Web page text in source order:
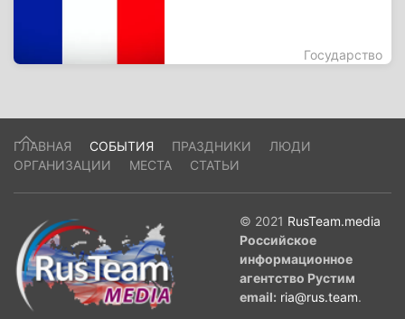
Государство
ГЛАВНАЯ СОБЫТИЯ ПРАЗДНИКИ
ЛЮДИ
ОРГАНИЗАЦИИ
МЕСТА СТАТЬИ
© 2021 RusTeam.media
Российское
информационное
агентство Рустим
email: ria@rus.team.